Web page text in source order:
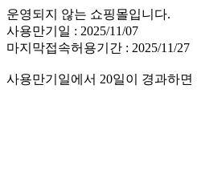
운영되지 않는 쇼핑몰입니다.
사용만기일 : 2025/11/07
마지막접속허용기간 : 2025/11/27
사용만기일에서 20일이 경과하